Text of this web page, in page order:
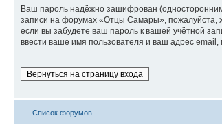
Ваш пароль надёжно зашифрован (односторонним
записи на форумах «Отцы Самары», пожалуйста,
если вы забудете ваш пароль к вашей учётной
ввести ваше имя пользователя и ваш адрес
Вернуться на страницу входа
Список форумов